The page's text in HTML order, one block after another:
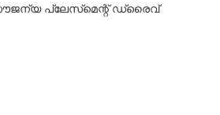
പ്ലേസ്‌മെന്റ്‌ ഡ്രൈവ്